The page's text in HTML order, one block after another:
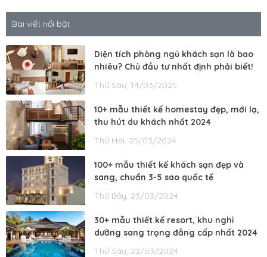
Bài viết nổi bật
Diện tích phòng ngủ khách sạn là bao
nhiêu? Chủ đầu tư nhất định phải biết!
Thứ Sáu, 14/03/2025
10+ mẫu thiết kế homestay đẹp, mới lạ,
thu hút du khách nhất 2024
Thứ Hai, 25/03/2024
100+ mẫu thiết kế khách sạn đẹp và
sang, chuẩn 3-5 sao quốc tế
Thứ Bảy, 23/03/2024
30+ mẫu thiết kế resort, khu nghỉ
dưỡng sang trọng đẳng cấp nhất 2024
Thứ Sáu, 22/03/2024